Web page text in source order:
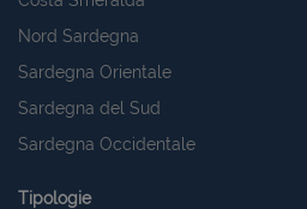
Nord Sardegna
Sardegna Orientale
Sardegna del Sud
Sardegna Occidentale
Tipologie